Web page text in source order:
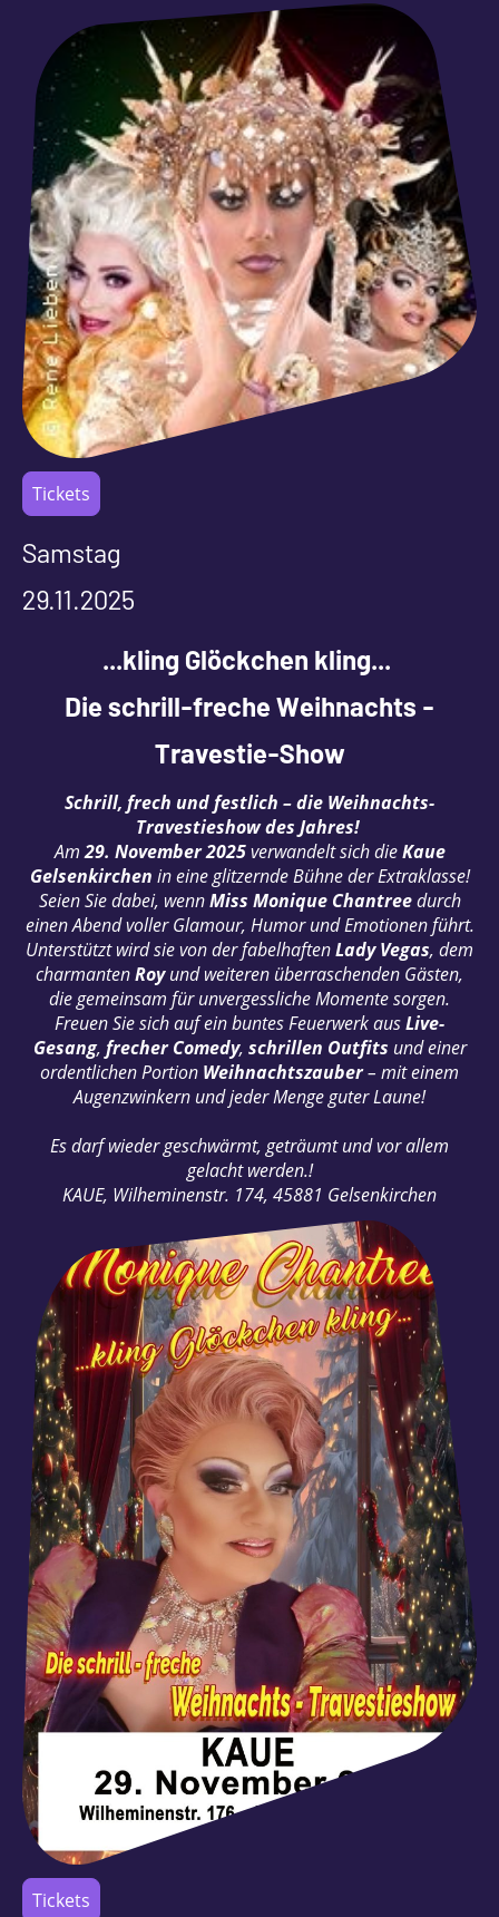
Tickets
Samstag
29.11.2025
...kling Glöckchen kling...
Die schrill-freche Weihnachts -
Travestie-Show
Schrill, frech und festlich – die Weihnachts-
Travestieshow des Jahres!
Am29. November 2025verwandelt sich dieKaue
Gelsenkirchen in eine glitzernde Bühne der Extraklasse!
Seien Sie dabei, wennMiss Monique Chantreedurch
einen Abend voller Glamour, Humor und Emotionen führt.
Unterstützt wird sie von der fabelhaftenLady Vegas, dem
charmantenRoyund weiteren überraschenden Gästen,
die gemeinsam für unvergessliche Momente sorgen.
Freuen Sie sich auf ein buntes Feuerwerk ausLive-
Gesang, frecher Comedy, schrillen Outfits und einer
ordentlichen Portion Weihnachtszauber– mit einem
Augenzwinkern und jeder Menge guter Laune!
Es darf wieder geschwärmt, geträumt und vor allem
gelacht werden.!
KAUE, Wilheminenstr. 174, 45881 Gelsenkirchen
Tickets